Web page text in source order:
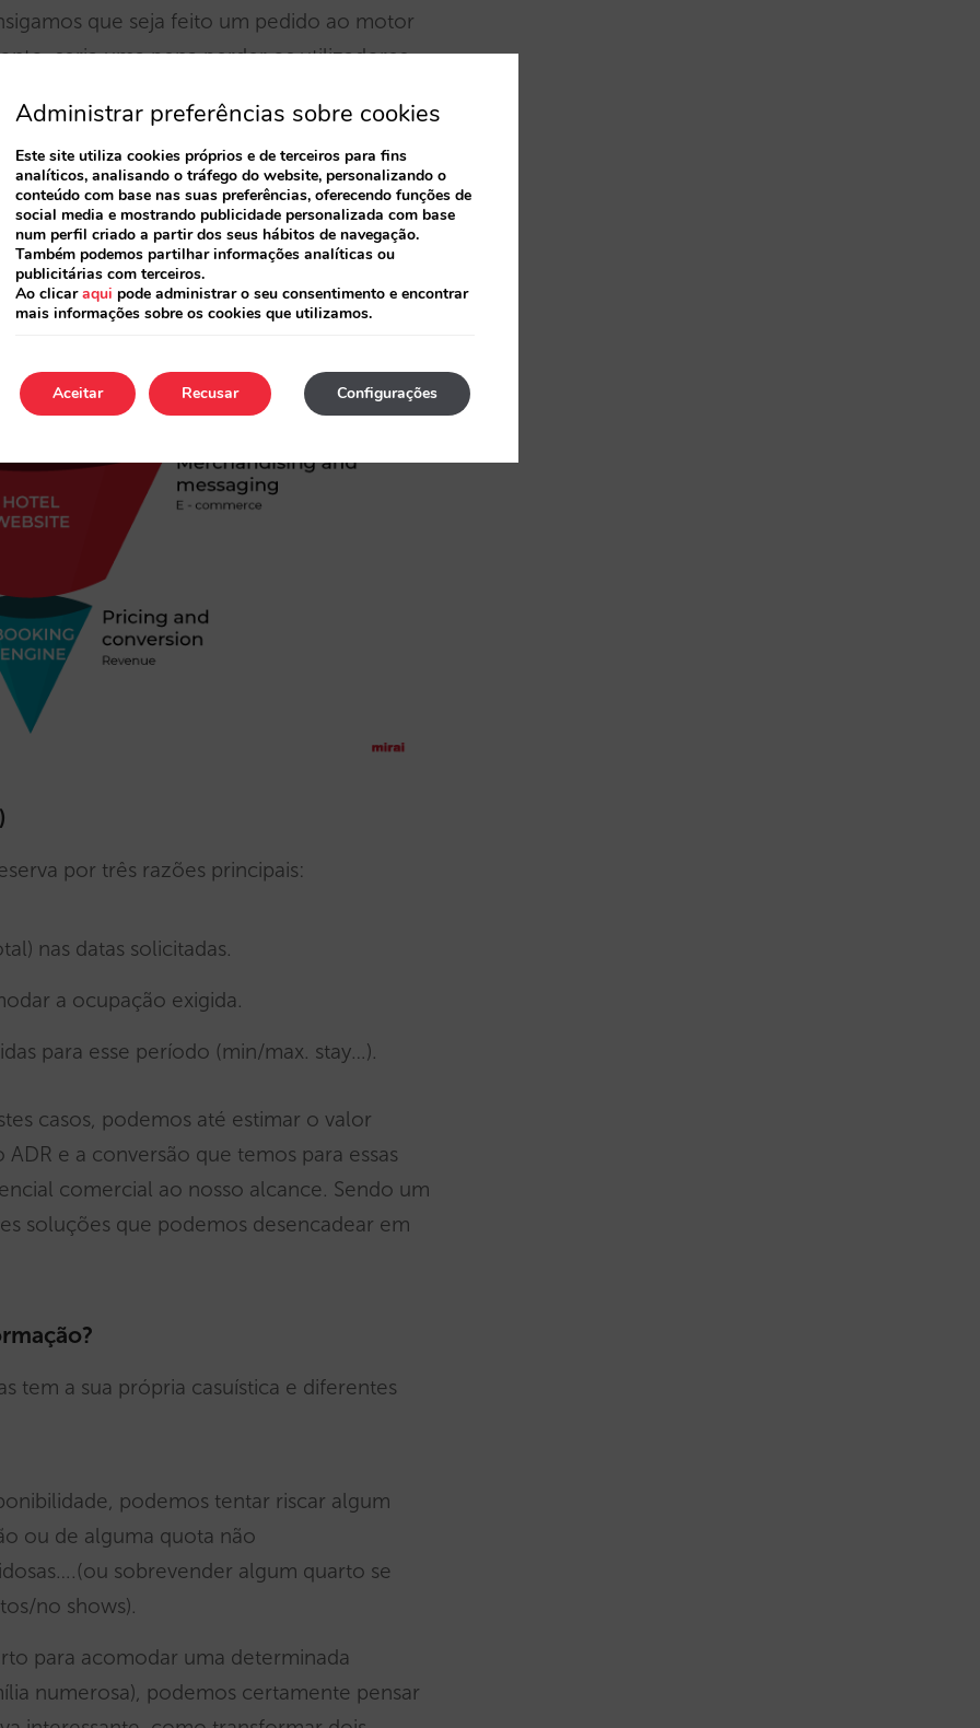
que seja feito um pedido ao motor
seria uma pena perder os utilizadores,
com todos aqueles a quem
alternativas. Estes são utilizadores em quem
que dificilmente acabarão por nos
por reservar na concorrência.
por três razões principais:
nas datas solicitadas.
a ocupação exigida.
para esse período (min/max. stay…).
casos, podemos até estimar o valor
e a conversão que temos para essas
comercial ao nosso alcance. Sendo um
soluções que podemos desencadear em
tem a sua própria casuística e diferentes
podemos tentar riscar algum
ou de alguma quota não
sobrevender algum quarto se
no shows).
para acomodar uma determinada
numerosa), podemos certamente pensar
Administrar preferências sobre cookies
Este site utiliza cookies próprios e de terceiros para fins
analíticos, analisando o tráfego do website, personalizando o
conteúdo com base nas suas preferências, oferecendo funções de
social media e mostrando publicidade personalizada com base
num perfil criado a partir dos seus hábitos de navegação.
Também podemos partilhar informações analíticas ou
publicitárias com terceiros.
Ao clicaraqui pode administrar o seu consentimento e encontrar
mais informações sobre os cookies que utilizamos.
Aceitar Configurações
Recusar